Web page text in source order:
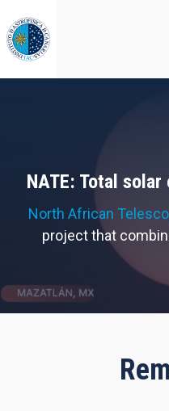
to
main
content
NATE: Total
North African
project that